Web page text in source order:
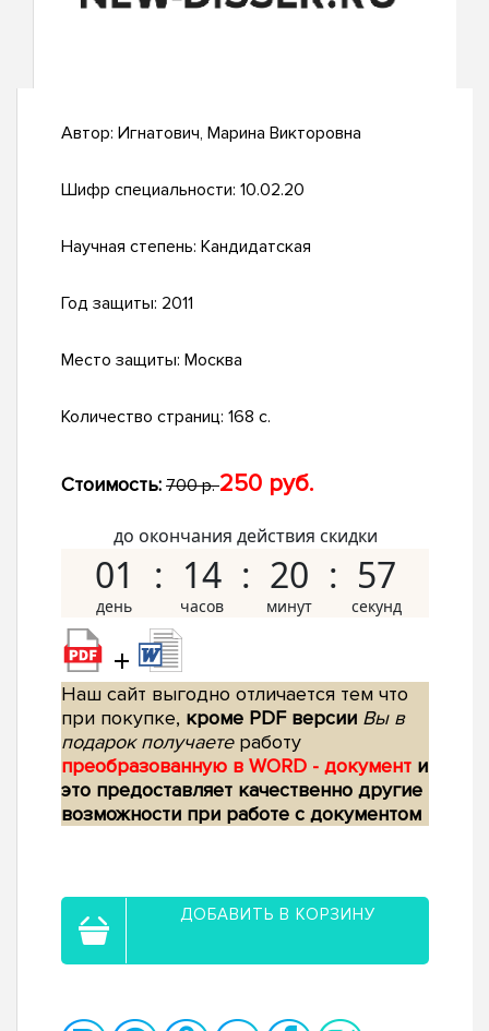
Автор: Игнатович, Марина Викторовна
Шифр специальности: 10.02.20
Научная степень: Кандидатская
Год защиты: 2011
Место защиты: Москва
Количество страниц: 168 с.
Стоимость: 700 р.250 руб.
до окончания действия скидки
01 14 20 56
+
Наш сайт выгодно отличается тем что
при покупке, кроме PDF версии Вы в
подарок получаетеработу
преобразованную в WORD - документ и
это предоставляет качественно другие
возможности при работе с документом
ДОБАВИТЬ В КОРЗИНУ